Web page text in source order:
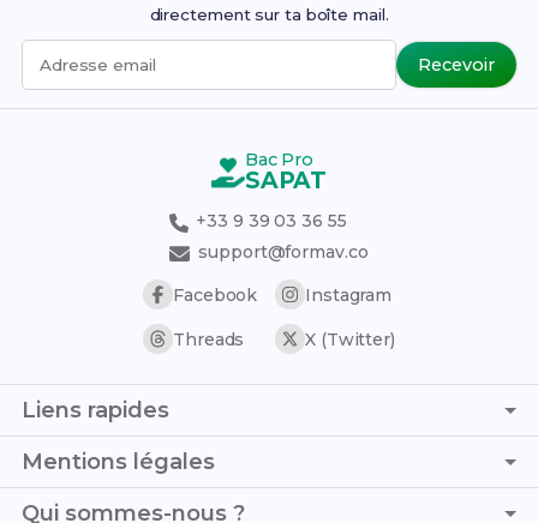
directement sur ta boîte mail.
Adresse email Recevoir
Bac Pro
SAPAT
+33 9 39 03 36 55
support@formav.co
Facebook
Instagram
Threads X (Twitter)
Liens rapides
Page d'accueil
Simulateur de notes
Mentions légales
C.G.V. - C.G.U.
Qui sommes-nous ?